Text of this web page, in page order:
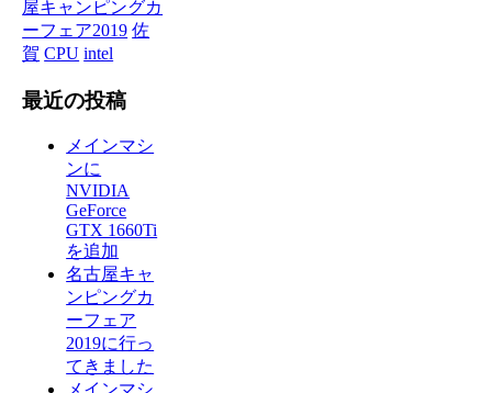
屋キャンピングカ
ーフェア2019 佐
賀 CPU intel
最近の投稿
メインマシ
ンに
NVIDIA
GeForce
GTX 1660Ti
を追加
名古屋キャ
ンピングカ
ーフェア
2019に行っ
てきました